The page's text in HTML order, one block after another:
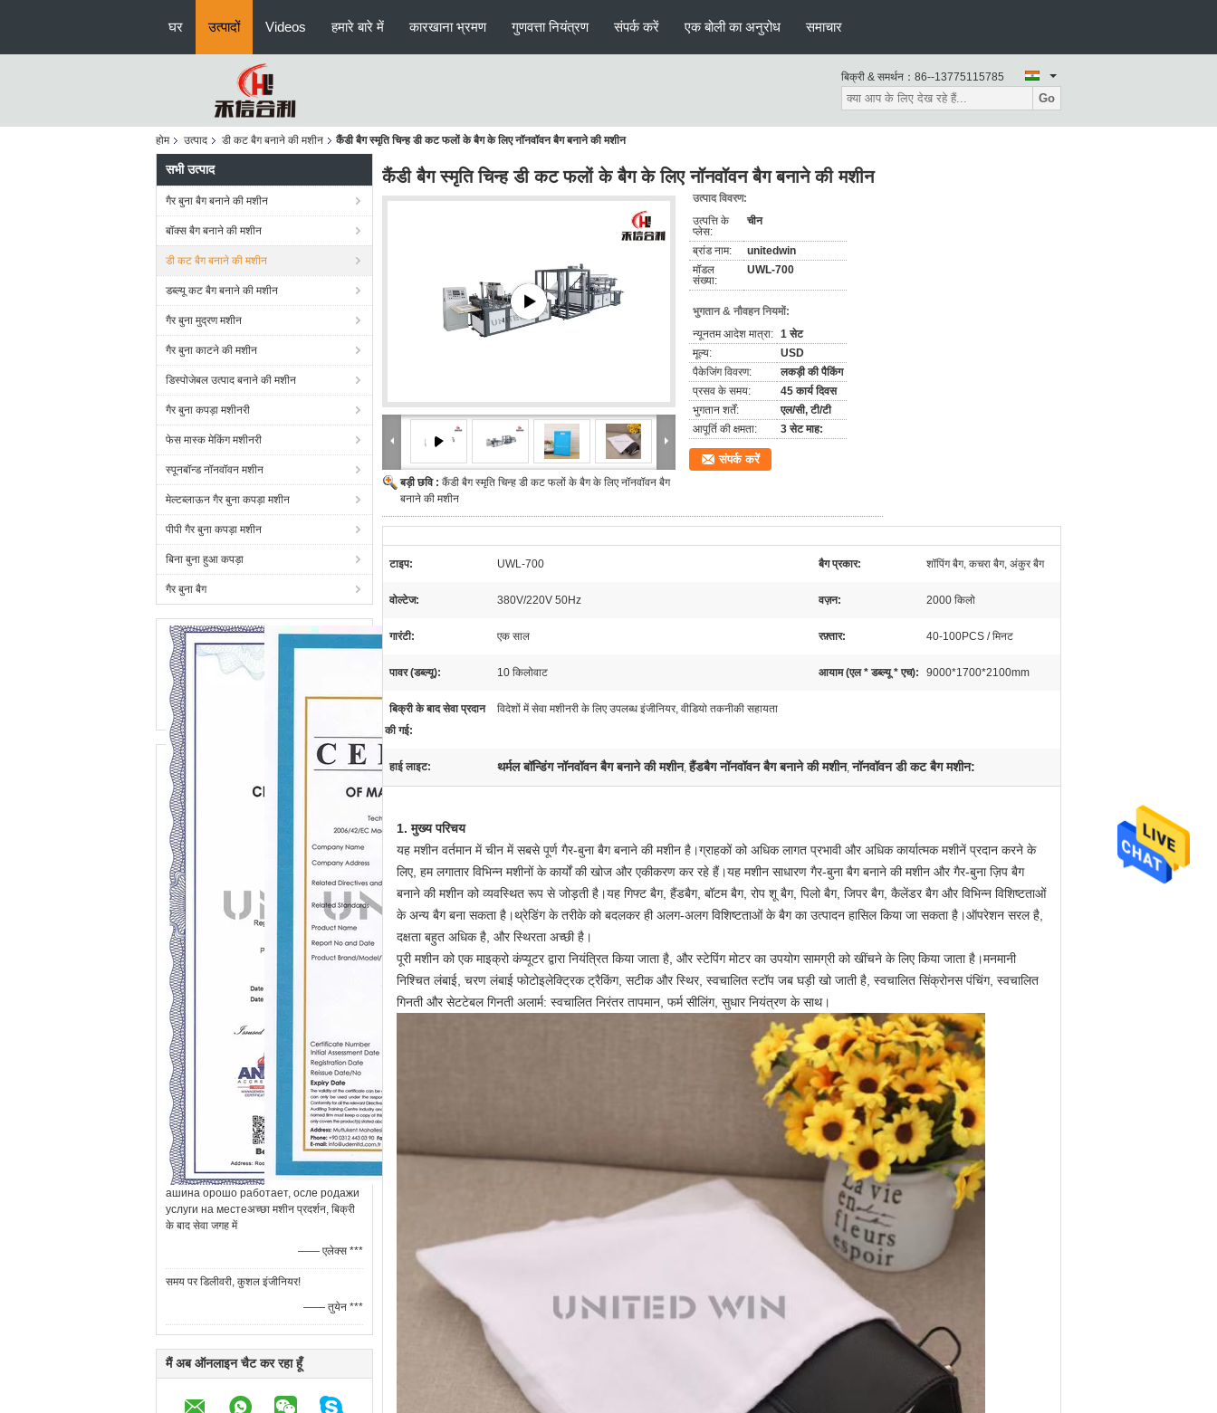
घर उत्पादों Videos हमारे बारे में कारखाना भ्रमण गुणवत्ता नियंत्रण संपर्क करें एक बोली का अनुरोध समाचार
बिक्री & समर्थन： 86--13775115785
Go
होम उत्पाद डी कट बैग बनाने की मशीन कैंडी बैग स्मृति चिन्ह डी कट फलों के बैग के लिए नॉनवॉवन बैग बनाने की मशीन
सभी उत्पाद
गैर बुना बैग बनाने की मशीन
बॉक्स बैग बनाने की मशीन
डी कट बैग बनाने की मशीन
डब्ल्यू कट बैग बनाने की मशीन
गैर बुना मुद्रण मशीन
गैर बुना काटने की मशीन
डिस्पोजेबल उत्पाद बनाने की मशीन
गैर बुना कपड़ा मशीनरी
फेस मास्क मेकिंग मशीनरी
स्पूनबॉन्ड नॉनवॉवन मशीन
मेल्टब्लाऊन गैर बुना कपड़ा मशीन
पीपी गैर बुना कपड़ा मशीन
बिना बुना हुआ कपड़ा
गैर बुना बैग
ашина орошо работает, осле родажи
услуги на местеअच्छा मशीन प्रदर्शन, बिक्री
के बाद सेवा जगह में
—— एलेक्स ***
समय पर डिलीवरी, कुशल इंजीनियर!
—— तुयेन ***
मैं अब ऑनलाइन चैट कर रहा हूँ
कैंडी बैग स्मृति चिन्ह डी कट फलों के बैग के लिए नॉनवॉवन बैग बनाने की मशीन
बड़ी छवि : कैंडी बैग स्मृति चिन्ह डी कट फलों के बैग के लिए नॉनवॉवन बैग
बनाने की मशीन
उत्पाद विवरण:
उत्पत्ति के
प्लेस:
चीन
ब्रांड नाम:
unitedwin
मॉडल
संख्या:
UWL-700
भुगतान & नौवहन नियमों:
न्यूनतम आदेश मात्रा: 1 सेट
मूल्य:
USD
पैकेजिंग विवरण:
लकड़ी की पैकिंग
प्रसव के समय:
45 कार्य दिवस
भुगतान शर्तें:
एल/सी, टी/टी
आपूर्ति की क्षमता:
3 सेट माह:
संपर्क करें
टाइप: UWL-700 बैग प्रकार: शॉपिंग बैग, कचरा बैग, अंकुर बैग
वोल्टेज: 380V/220V 50Hz वज़न: 2000 किलो
गारंटी: एक साल रफ़्तार: 40-100PCS / मिनट
पावर (डब्ल्यू): 10 किलोवाट आयाम (एल * डब्ल्यू * एच): 9000*1700*2100mm
बिक्री के बाद सेवा प्रदान
की गई:
विदेशों में सेवा मशीनरी के लिए उपलब्ध इंजीनियर, वीडियो तकनीकी सहायता
हाई लाइट: थर्मल बॉन्डिंग नॉनवॉवन बैग बनाने की मशीन,हैंडबैग नॉनवॉवन बैग बनाने की मशीन,नॉनवॉवन डी कट बैग मशीन:
1. मुख्य परिचय
यह मशीन वर्तमान में चीन में सबसे पूर्ण गैर-बुना बैग बनाने की मशीन है।ग्राहकों को अधिक लागत प्रभावी और अधिक कार्यात्मक मशीनें प्रदान करने के
लिए, हम लगातार विभिन्न मशीनों के कार्यों की खोज और एकीकरण कर रहे हैं।यह मशीन साधारण गैर-बुना बैग बनाने की मशीन और गैर-बुना ज़िप बैग
बनाने की मशीन को व्यवस्थित रूप से जोड़ती है।यह गिफ्ट बैग, हैंडबैग, बॉटम बैग, रोप शू बैग, पिलो बैग, जिपर बैग, कैलेंडर बैग और विभिन्न विशिष्टताओं
के अन्य बैग बना सकता है।थ्रेडिंग के तरीके को बदलकर ही अलग-अलग विशिष्टताओं के बैग का उत्पादन हासिल किया जा सकता है।ऑपरेशन सरल है,
दक्षता बहुत अधिक है, और स्थिरता अच्छी है।
पूरी मशीन को एक माइक्रो कंप्यूटर द्वारा नियंत्रित किया जाता है, और स्टेपिंग मोटर का उपयोग सामग्री को खींचने के लिए किया जाता है।मनमानी
निश्चित लंबाई, चरण लंबाई फोटोइलेक्ट्रिक ट्रैकिंग, सटीक और स्थिर, स्वचालित स्टॉप जब घड़ी खो जाती है, स्वचालित सिंक्रोनस पंचिंग, स्वचालित
गिनती और सेटटेबल गिनती अलार्म: स्वचालित निरंतर तापमान, फर्म सीलिंग, सुधार नियंत्रण के साथ।